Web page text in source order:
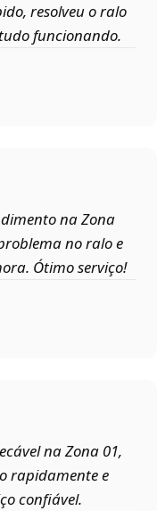
resolveu o ralo
funcionando.
na Zona
no ralo e
Ótimo serviço!
na Zona 01,
rapidamente e
confiável.